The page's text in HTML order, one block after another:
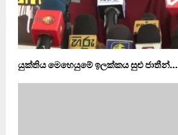
යුක්තිය මෙහෙයුමේ ඉලක්කය සුළු ජාතීන්…